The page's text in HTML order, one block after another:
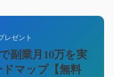
レゼント
副業月10万を実
マップ【無料